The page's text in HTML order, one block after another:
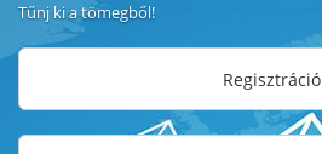
Tűnj ki a tömegből!
Regisztráció